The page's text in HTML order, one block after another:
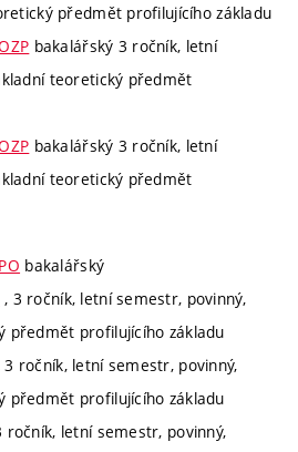
předmět profilujícího základu
bakalářský 3 ročník, letní
teoretický předmět
bakalářský 3 ročník, letní
teoretický předmět
bakalářský
, 3 ročník, letní semestr, povinný,
předmět profilujícího základu
3 ročník, letní semestr, povinný,
předmět profilujícího základu
ročník, letní semestr, povinný,